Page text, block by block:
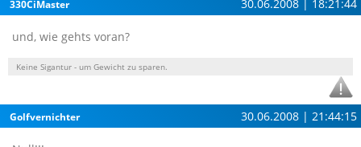
330CiMaster 30.06.2008 | 18:21:44
und, wie gehts voran?
Keine Sigantur - um Gewicht zu sparen.
Golfvernichter 30.06.2008 | 21:44:15